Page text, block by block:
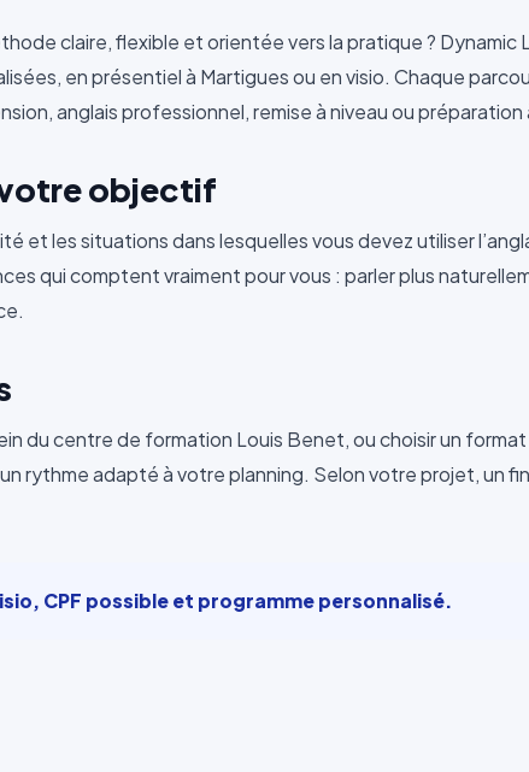
claire, flexible et orientée vers la pratique ? Dynamic
en présentiel à Martigues ou en visio. Chaque
anglais professionnel, remise à niveau ou
votre objectif
les situations dans lesquelles vous devez utiliser
qui comptent vraiment pour vous : parler plus
du centre de formation Louis Benet, ou choisir un
rythme adapté à votre planning. Selon votre projet, un
CPF possible et programme personnalisé.